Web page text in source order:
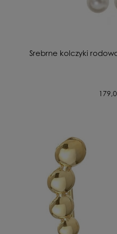
Srebrne kolczyki